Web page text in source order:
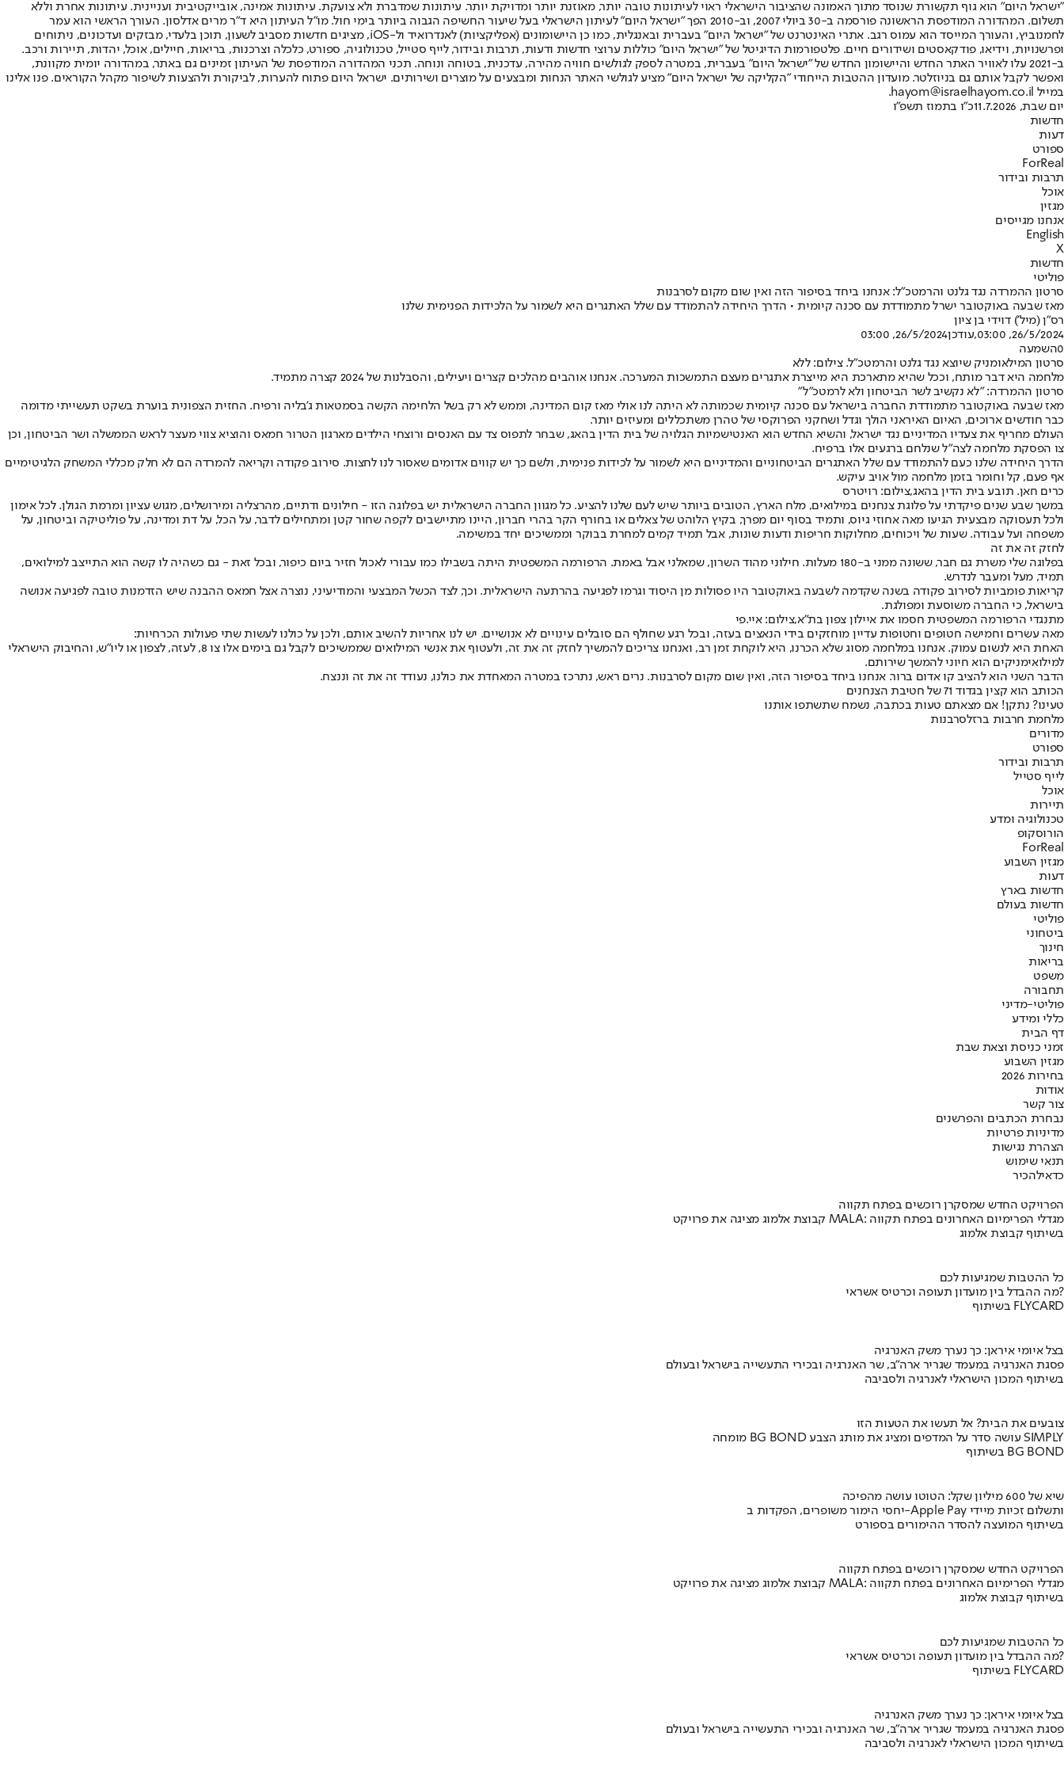
"ישראל היום" הוא גוף תקשורת שנוסד מתוך האמונה שהציבור הישראלי ראוי לעיתונות טובה יותר, מאוזנת יותר ומדויקת יותר. עיתונות שמדברת ולא צועקת. עיתונות אמינה, אובייקטיבית ועניינית. עיתונות אחרת וללא
תשלום. המהדורה המודפסת הראשונה פורסמה ב-30 ביולי 2007, וב-2010 הפך "ישראל היום" לעיתון הישראלי בעל שיעור החשיפה הגבוה ביותר בימי חול. מו"ל העיתון היא ד"ר מרים אדלסון. העורך הראשי הוא עמר
לחמנוביץ, והעורך המייסד הוא עמוס רגב. אתרי האינטרנט של "ישראל היום" בעברית ובאנגלית, כמו כן היישומונים (אפליקציות) לאנדרואיד ול-iOS, מציגים חדשות מסביב לשעון, תוכן בלעדי, מבזקים ועדכונים, ניתוחים
ופרשנויות, וידיאו, פודקאסטים ושידורים חיים. פלטפורמות הדיגיטל של "ישראל היום" כוללות ערוצי חדשות ודעות, תרבות ובידור, לייף סטייל, טכנולוגיה, ספורט, כלכלה וצרכנות, בריאות, חיילים, אוכל, יהדות, תיירות ורכב.
ב-2021 עלו לאוויר האתר החדש והיישומון החדש של "ישראל היום" בעברית, במטרה לספק לגולשים חוויה מהירה, עדכנית, בטוחה ונוחה. תכני המהדורה המודפסת של העיתון זמינים גם באתר, במהדורה יומית מקוונת,
ואפשר לקבל אותם גם בניוזלטר. מועדון ההטבות הייחודי "הקליקה של ישראל היום" מציע לגולשי האתר הנחות ומבצעים על מוצרים ושירותים. ישראל היום פתוח להערות, לביקורת ולהצעות לשיפור מקהל הקוראים. פנו אלינו
במייל hayom@israelhayom.co.il.
יום שבת, 11.7.2026
כ"ו בתמוז תשפ"ו
חדשות
דעות
ספורט
ForReal
תרבות ובידור
אוכל
מגזין
אנחנו מגייסים
English
X
חדשות
פוליטי
סרטון ההמרדה נגד גלנט והרמטכ"ל: אנחנו ביחד בסיפור הזה ואין שום מקום לסרבנות
מאז שבעה באוקטובר ישרל מתמודדת עם סכנה קיומית • הדרך היחידה להתמודד עם שלל האתגרים היא לשמור על הלכידות הפנימית שלנו
רס"ן (מיל') דוידי בן ציון
26/5/2024, 03:00
,עודכן26/5/2024, 03:00
0השמעה
סרטון המילאומניק שיוצא נגד גלנט והרמטכ"ל. צילום: ללא
מלחמה היא דבר מותח, וככל שהיא מתארכת היא מייצרת אתגרים מעצם התמשכות המערכה. אנחנו אוהבים מהלכים קצרים ויעילים, והסבלנות של 2024 קצרה מתמיד.
סרטון ההמרדה: "לא נקשיב לשר הביטחון ולא לרמטכ"ל"
מאז שבעה באוקטובר מתמודדת החברה בישראל עם סכנה קיומית שכמותה לא היתה לנו אולי מאז קום המדינה, וממש לא רק בשל הלחימה הקשה בסמטאות ג'בליה ורפיח. החזית הצפונית בוערת בשקט תעשייתי מדומה
כבר חודשים ארוכים, האיום האיראני הולך וגדל ושחקני הפרוקסי של טהרן משתכללים ומעיזים יותר.
העולם מחריף את צעדיו המדיניים נגד ישראל, והשיא החדש הוא האנטישמיות הגלויה של בית הדין בהאג, שבחר לתפוס צד עם האנסים ורוצחי הילדים מארגון הטרור חמאס והוציא צווי מעצר לראש הממשלה ושר הביטחון, וכן
צו הפסקת מלחמה לצה"ל שנלחם ברגעים אלו ברפיח.
הדרך היחידה שלנו כעם להתמודד עם שלל האתגרים הביטחוניים והמדיניים היא לשמור על לכידות פנימית, ולשם כך יש קווים אדומים שאסור לנו לחצות. סירוב פקודה וקריאה להמרדה הם לא חלק מכללי המשחק הלגיטימיים
אף פעם, קל וחומר בזמן מלחמה מול אויב עיקש.
כרים חאן. תובע בית הדין בהאג,צילום: רויטרס
במשך שבע שנים פיקדתי על פלוגת צנחנים במילואים, מלח הארץ, הטובים ביותר שיש לעם שלנו להציע. כל מגוון החברה הישראלית יש בפלוגה הזו - חילונים ודתיים, מהרצליה ומירושלים, מגוש עציון ומרמת הגולן. לכל אימון
ולכל תעסוקה מבצעית הגיעו מאה אחוזי גיוס, ותמיד בסוף יום מפרך, בקיץ הלוהט של צאלים או בחורף הקר בהרי חברון, היינו מתיישבים לקפה שחור קטן ומתחילים לדבר, על הכל, על דת ומדינה, על פוליטיקה וביטחון, על
משפחה ועל עבודה. שעות של ויכוחים, מחלוקות חריפות ודעות שונות, אבל תמיד קמים למחרת בבוקר וממשיכים יחד במשימה.
לחזק זה את זה
בפלוגה שלי משרת גם חבר, ששונה ממני ב-180 מעלות. חילוני מהוד השרון, שמאלני אבל באמת. הרפורמה המשפטית היתה בשבילו כמו עבורי לאכול חזיר ביום כיפור, ובכל זאת - גם כשהיה לו קשה הוא התייצב למילואים,
תמיד, מעל ומעבר לנדרש.
קריאות פומביות לסירוב פקודה בשנה שקדמה לשבעה באוקטובר היו פסולות מן היסוד וגרמו לפגיעה בהרתעה הישראלית. וכך, לצד הכשל המבצעי והמודיעיני, נוצרה אצל חמאס ההבנה שיש הזדמנות טובה לפגיעה אנושה
בישראל, כי החברה משוסעת ומפולגת.
מתנגדי הרפורמה המשפטית חסמו את איילון צפון בת"א,צילום: איי.פי
מאה עשרים וחמישה חטופים וחטופות עדיין מוחזקים בידי הנאצים בעזה, ובכל רגע שחולף הם סובלים עינויים לא אנושיים. יש לנו אחריות להשיב אותם, ולכן על כולנו לעשות שתי פעולות הכרחיות:
האחת היא לנשום עמוק. אנחנו במלחמה מסוג שלא הכרנו, היא לוקחת זמן רב, ואנחנו צריכים להמשיך לחזק זה את זה, ולעטוף את אנשי המילואים שממשיכים לקבל גם בימים אלו צו 8, לעזה, לצפון או ליו"ש, והחיבוק הישראלי
למילואימניקים הוא חיוני להמשך שירותם.
הדבר השני הוא להציב קו אדום ברור. אנחנו ביחד בסיפור הזה, ואין שום מקום לסרבנות. נרים ראש, נתרכז במטרה המאחדת את כולנו, נעודד זה את זה וננצח.
הכותב הוא קצין בגדוד 71 של חטיבת הצנחנים
טעינו? נתקן! אם מצאתם טעות בכתבה, נשמח שתשתפו אותנו
מלחמת חרבות ברזלסרבנות
מדורים
ספורט
תרבות ובידור
לייף סטייל
אוכל
תיירות
טכנולוגיה ומדע
הורוסקופ
ForReal
מגזין השבוע
דעות
חדשות בארץ
חדשות בעולם
פוליטי
ביטחוני
חינוך
בריאות
משפט
תחבורה
פוליטי-מדיני
כללי ומידע
דף הבית
זמני כניסת וצאת שבת
מגזין השבוע
בחירות 2026
אודות
צור קשר
נבחרת הכתבים והפרשנים
מדיניות פרטיות
הצהרת נגישות
תנאי שימוש
כדאילהכיר
הפרויקט החדש שמסקרן רוכשים בפתח תקווה
קבוצת אלמוג מציגה את פרויקט MALA: מגדלי הפרימיום האחרונים בפתח תקווה
בשיתוף קבוצת אלמוג
כל ההטבות שמגיעות לכם
מה ההבדל בין מועדון תעופה וכרטיס אשראי?
בשיתוף FLYCARD
בצל איומי איראן: כך נערך משק האנרגיה
פסגת האנרגיה במעמד שגריר ארה"ב, שר האנרגיה ובכירי התעשייה בישראל ובעולם
בשיתוף המכון הישראלי לאנרגיה ולסביבה
צובעים את הבית? אל תעשו את הטעות הזו
מומחה BG BOND עושה סדר על המדפים ומציג את מותג הצבע SIMPLY
בשיתוף BG BOND
שיא של 600 מיליון שקל: הטוטו עושה מהפיכה
יחסי הימור משופרים, הפקדות ב-Apple Pay ותשלום זכיות מיידי
בשיתוף המועצה להסדר ההימורים בספורט
הפרויקט החדש שמסקרן רוכשים בפתח תקווה
קבוצת אלמוג מציגה את פרויקט MALA: מגדלי הפרימיום האחרונים בפתח תקווה
בשיתוף קבוצת אלמוג
כל ההטבות שמגיעות לכם
מה ההבדל בין מועדון תעופה וכרטיס אשראי?
בשיתוף FLYCARD
בצל איומי איראן: כך נערך משק האנרגיה
פסגת האנרגיה במעמד שגריר ארה"ב, שר האנרגיה ובכירי התעשייה בישראל ובעולם
בשיתוף המכון הישראלי לאנרגיה ולסביבה